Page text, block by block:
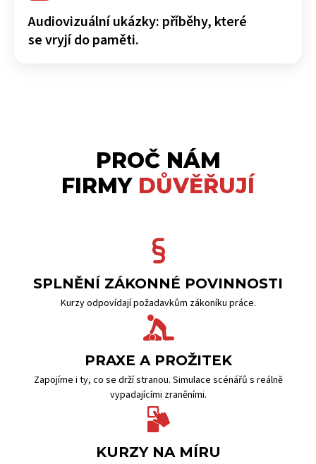
Audiovizuální ukázky: příběhy, které
se vryjí do paměti.
PROČ NÁM
FIRMYDŮVĚŘUJÍ
SPLNĚNÍ ZÁKONNÉ POVINNOSTI
Kurzy odpovídají požadavkům zákoníku práce.
PRAXE A PROŽITEK
Zapojíme i ty, co se drží stranou. Simulace scénářů s reálně
vypadajícími zraněními.
KURZY NA MÍRU